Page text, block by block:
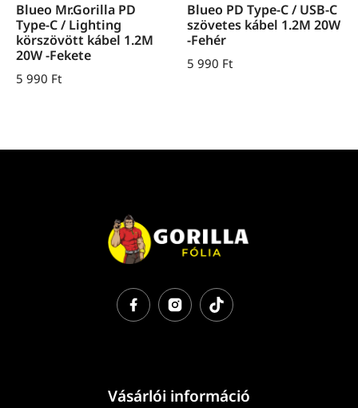
Blueo Mr.Gorilla PD
Type-C / Lighting
körszövött kábel 1.2M
20W -Fekete
5 990 Ft
Blueo PD Type-C / USB-C
szövetes kábel 1.2M 20W
-Fehér
5 990 Ft
Vásárlói információ